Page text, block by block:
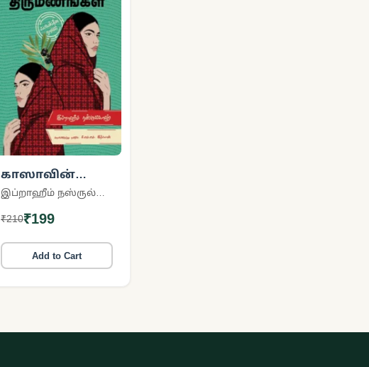
காஸாவின்
திருமணங்கள்
நாவல்)
இப்றாஹீம் நஸ்ருல்லாஹ்
₹210₹199
Add to Cart